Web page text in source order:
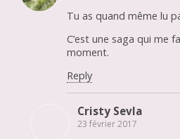
Tu as quand même lu
C’est une saga qui me
moment.
Reply
Cristy Sevla
23 février 2017